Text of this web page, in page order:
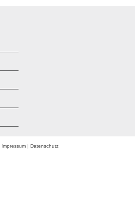
Impressum | Datenschutz